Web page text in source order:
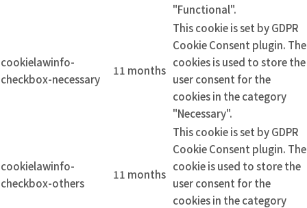
"Functional".
cookielawinfo-
checkbox-necessary
11 months
This cookie is set by GDPR
Cookie Consent plugin. The
cookies is used to store the
user consent for the
cookies in the category
"Necessary".
cookielawinfo-
checkbox-others
11 months
This cookie is set by GDPR
Cookie Consent plugin. The
cookie is used to store the
user consent for the
cookies in the category